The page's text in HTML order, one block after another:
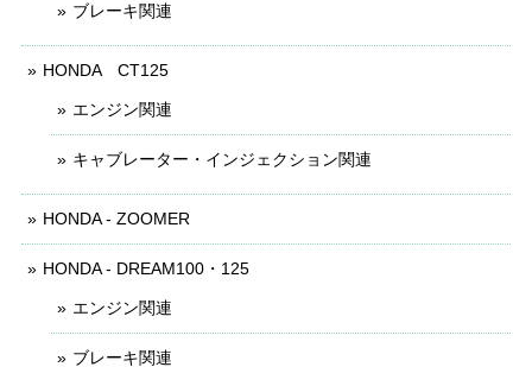
ブレーキ関連
HONDA CT125
エンジン関連
キャブレーター・インジェクション関連
HONDA - ZOOMER
HONDA - DREAM100・125
エンジン関連
ブレーキ関連